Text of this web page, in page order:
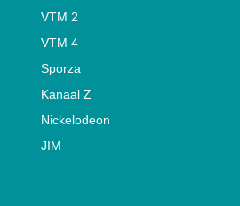
VTM 2
VTM 4
Sporza
Kanaal Z
Nickelodeon
JIM